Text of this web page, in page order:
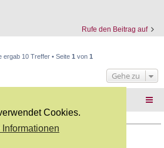
Cookies.
Rufe den Beitrag auf
ergab 10 Treffer • Seite 1 von 1
Gehe zu